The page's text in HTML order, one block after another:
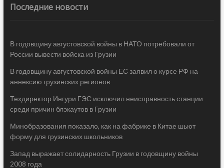
Последние новости
В годовщину августовской войны в НАТО потребовали от
России вывести войска из Грузии
В годовщину августовской войны ЕС заявил о курсе РФ на
аннексию грузинских регионов
Техдиректор Ингури ГЭС исключил неисправность станции
среди причин блэкаутов в Грузии
Минобразования показало, как на фабрике в Китае шьют
форму для грузинских школьников
Запад выражает солидарность Грузии в годовщину войны
2008 года